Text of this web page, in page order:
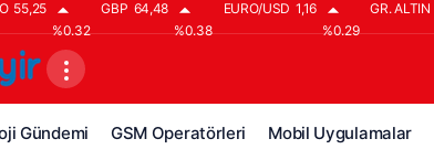
55,25
%0.32
GBP 64,48
%0.38
EURO/USD 1,16
%0.29
GR. ALTIN
Gündemi
GSM Operatörleri Mobil Uygulamalar